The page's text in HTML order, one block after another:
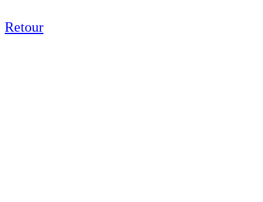
Retour